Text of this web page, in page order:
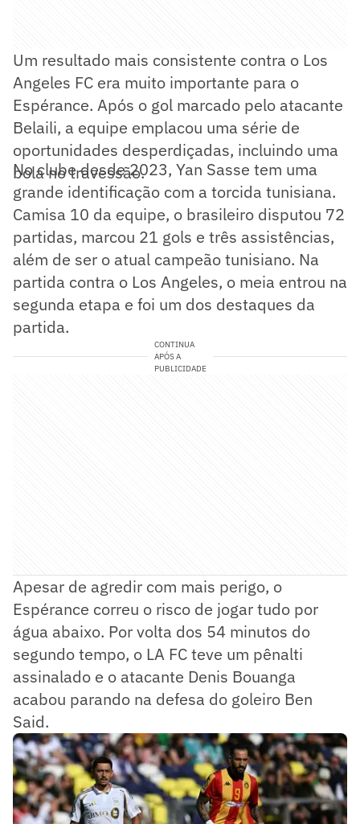
Um resultado mais consistente contra o Los
Angeles FC era muito importante para o
Espérance. Após o gol marcado pelo atacante
Belaili, a equipe emplacou uma série de
oportunidades desperdiçadas, incluindo uma
bola no travessão.
No clube desde 2023, Yan Sasse tem uma
grande identificação com a torcida tunisiana.
Camisa 10 da equipe, o brasileiro disputou 72
partidas, marcou 21 gols e três assistências,
além de ser o atual campeão tunisiano. Na
partida contra o Los Angeles, o meia entrou na
segunda etapa e foi um dos destaques da
partida.
CONTINUA
APÓS A
PUBLICIDADE
Apesar de agredir com mais perigo, o
Espérance correu o risco de jogar tudo por
água abaixo. Por volta dos 54 minutos do
segundo tempo, o LA FC teve um pênalti
assinalado e o atacante Denis Bouanga
acabou parando na defesa do goleiro Ben
Said.